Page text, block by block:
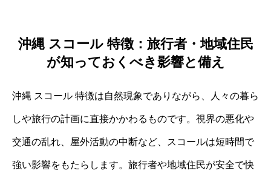
沖縄 スコール 特徴：旅行者・地域住民
が知っておくべき影響と備え
沖縄 スコール 特徴は自然現象でありながら、人々の暮ら
しや旅行の計画に直接かかわるものです。視界の悪化や
交通の乱れ、屋外活動の中断など、スコールは短時間で
強い影響をもたらします。旅行者や地域住民が安全で快